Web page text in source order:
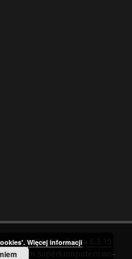
DInGO dLibra 6.3.15
Centrum Superkomputerowo-
Więcej informacji